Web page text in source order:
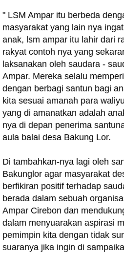
" LSM Ampar itu berbeda
masyarakat yang lain nya
anak, lsm ampar itu lahir dari
rakyat contoh nya yang
laksanakan oleh saudara -
Ampar. Mereka selalu
dengan berbagi santun bagi
kita sesuai amanah para
yang di amanatkan adalah
nya di depan penerima
aula balai desa Bakung Lor.
Di tambahkan-nya lagi oleh
Bakunglor agar masyarakat
berfikiran positif terhadap
berada dalam sebuah
Ampar Cirebon dan
dalam menyuarakan aspirasi
pemimpin kita dengan tidak
suaranya jika ingin di